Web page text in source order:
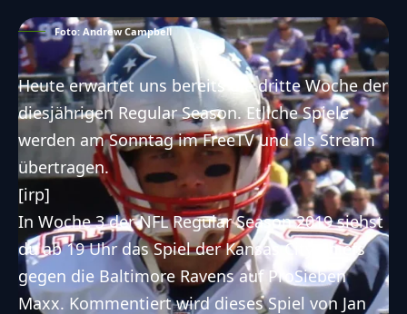
Foto: Andrew Campbell
Heute erwartet uns bereits die dritte Woche der
diesjährigen Regular Season. Etliche Spiele
werden am Sonntag im FreeTV und als Stream
übertragen.
[irp]
In Woche 3 der NFL Regular Season 2019 siehst
du ab 19 Uhr das Spiel derKansas City Chiefs
gegen die Baltimore Ravensauf ProSieben
Maxx. Kommentiert wird dieses Spiel von Jan